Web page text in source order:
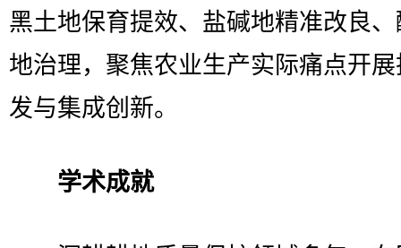
黑土地保育提效、盐碱地精准改良
地治理，聚焦农业生产实际痛点开
发与集成创新。
学术成就